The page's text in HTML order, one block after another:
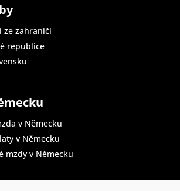
ze zahraničí
republice
v Německu
v Německu
mzdy v Německu